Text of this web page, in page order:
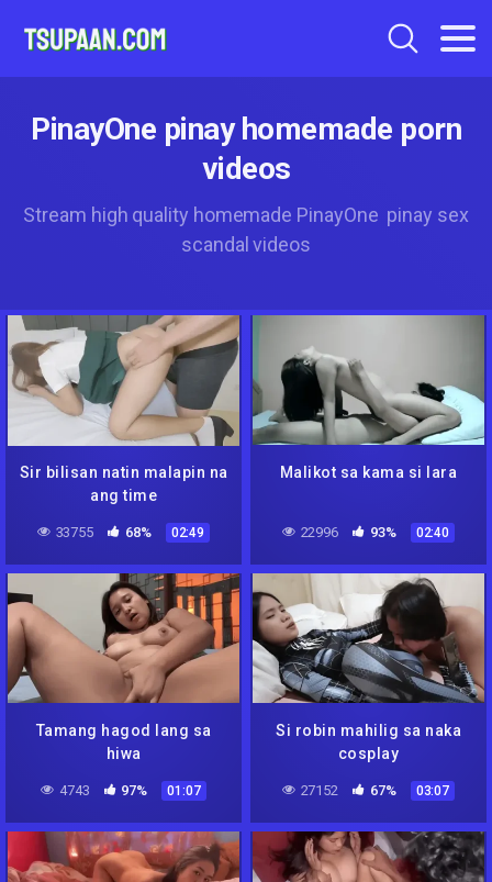
PinayOne pinay homemade porn
videos
Stream high quality homemade PinayOne pinay sex
scandal videos
Sir bilisan natin malapin na
ang time
33755 68% 02:49
Malikot sa kama si lara
22996 93% 02:40
Tamang hagod lang sa
hiwa
4743 97% 01:07
Si robin mahilig sa naka
cosplay
27152 67% 03:07